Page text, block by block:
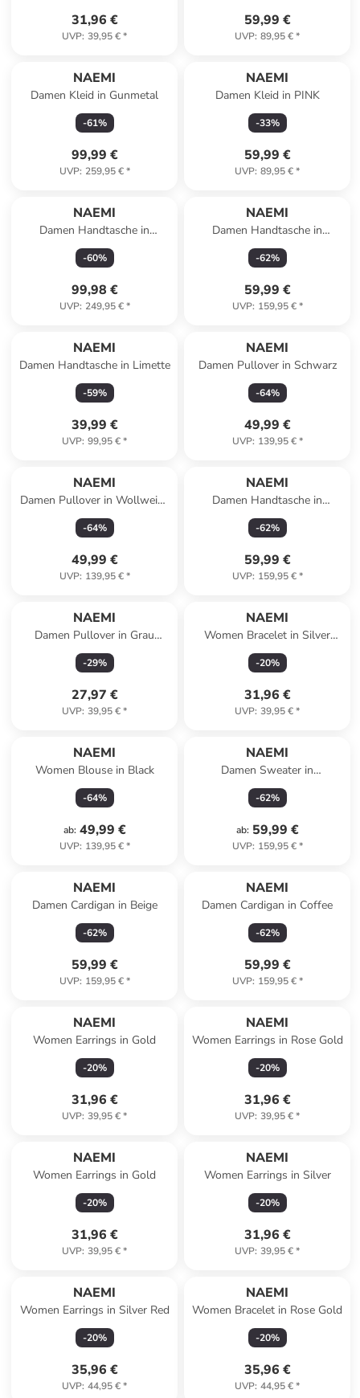
31,96 €
UVP: 39,95 €*
59,99 €
UVP: 89,95 €*
NAEMI
Damen Kleid in Gunmetal
-61%
99,99 €
UVP: 259,95 €*
NAEMI
Damen Kleid in PINK
-33%
59,99 €
UVP: 89,95 €*
NAEMI
Damen Handtasche in
Wollweiss
-60%
99,98 €
UVP: 249,95 €*
NAEMI
Damen Handtasche in
Hellblau
-62%
59,99 €
UVP: 159,95 €*
NAEMI
Damen Handtasche in Limette
-59%
39,99 €
UVP: 99,95 €*
NAEMI
Damen Pullover in Schwarz
-64%
49,99 €
UVP: 139,95 €*
NAEMI
Damen Pullover in Wollweiss
Schwarz
-64%
49,99 €
UVP: 139,95 €*
NAEMI
Damen Handtasche in
Schwarz
-62%
59,99 €
UVP: 159,95 €*
NAEMI
Damen Pullover in Grau
Melange
-29%
27,97 €
UVP: 39,95 €*
NAEMI
Women Bracelet in Silver
White
-20%
31,96 €
UVP: 39,95 €*
NAEMI
Women Blouse in Black
-64%
ab: 49,99 €
UVP: 139,95 €*
NAEMI
Damen Sweater in
WOLLWEISS
-62%
ab: 59,99 €
UVP: 159,95 €*
NAEMI
Damen Cardigan in Beige
-62%
59,99 €
UVP: 159,95 €*
NAEMI
Damen Cardigan in Coffee
-62%
59,99 €
UVP: 159,95 €*
NAEMI
Women Earrings in Gold
-20%
31,96 €
UVP: 39,95 €*
NAEMI
Women Earrings in Rose Gold
-20%
31,96 €
UVP: 39,95 €*
NAEMI
Women Earrings in Gold
-20%
31,96 €
UVP: 39,95 €*
NAEMI
Women Earrings in Silver
-20%
31,96 €
UVP: 39,95 €*
NAEMI
Women Earrings in Silver Red
-20%
35,96 €
UVP: 44,95 €*
NAEMI
Women Bracelet in Rose Gold
-20%
35,96 €
UVP: 44,95 €*